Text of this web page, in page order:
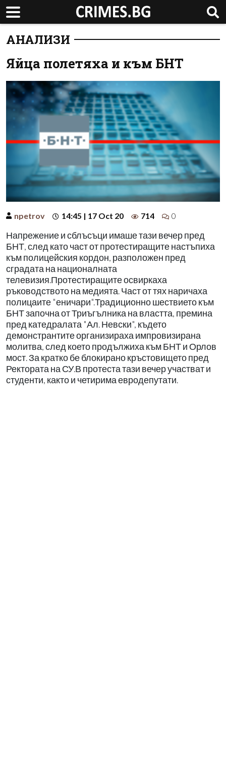
АНАЛИЗИ
Яйца полетяха и към БНТ
npetrov 14:45 | 17 Oct 20 714 0
Напрежение и сблъсъци имаше тази вечер пред
БНТ, след като част от протестиращите настъпиха
към полицейския кордон, разположен пред
сградата на националната
телевизия.Протестиращите освиркаха
ръководството на медията. Част от тях наричаха
полицаите "еничари".Традиционно шествието към
БНТ започна от Триъгълника на властта, премина
пред катедралата "Ал. Невски", където
демонстрантите организираха импровизирана
молитва, след което продължиха към БНТ и Орлов
мост. За кратко бе блокирано кръстовището пред
Ректората на СУ.В протеста тази вечер участват и
студенти, както и четирима евродепутати.